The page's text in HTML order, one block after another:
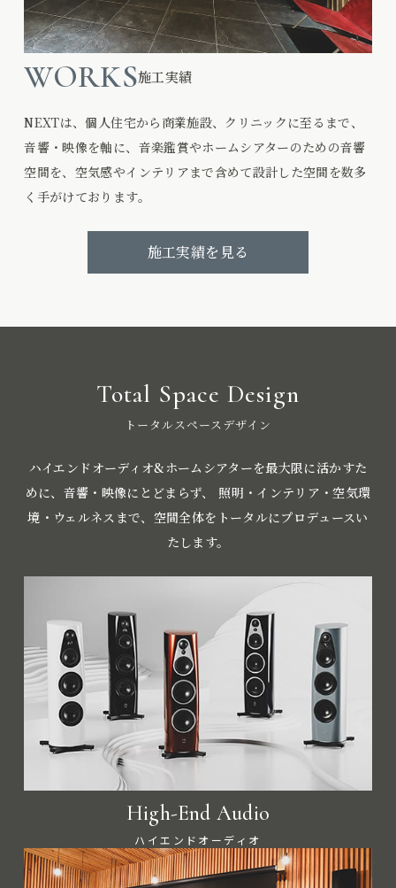
WORKS施工実績
NEXTは、個人住宅から商業施設、クリニックに至るまで、
音響・映像を軸に、音楽鑑賞やホームシアターのための音響
空間を、空気感やインテリアまで含めて設計した空間を数多
く手がけております。
施工実績を見る
Total Space Design
トータルスペースデザイン
ハイエンドオーディオ&ホームシアターを最大限に活かすた
めに、音響・映像にとどまらず、
照明・インテリア・空気環
境・ウェルネスまで、空間全体をトータルにプロデュースい
たします。
High-End Audio
ハイエンドオーディオ